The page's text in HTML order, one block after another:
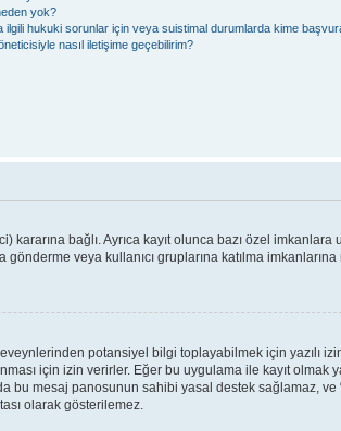
yok?
ilgili hukuki sorunlar için veya suistimal durumlarda kime
nasıl iletişime geçebilirim?
bağlı. Ayrıca kayıt olunca bazı özel
veya kullanıcı gruplarına katılma
potansiyel bilgi toplayabilmek için yazılı
için izin verirler. Eğer bu uygulama ile kayıt olmak
bu mesaj panosunun sahibi yasal destek sağlamaz,
olarak gösterilemez.